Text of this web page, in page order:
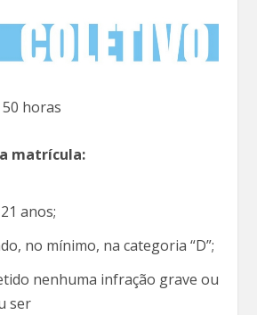
50 horas
matrícula:
anos;
no mínimo, na categoria “D”;
nenhuma infração grave ou
ser